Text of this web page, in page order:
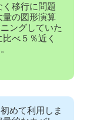
移行に問題
量の図形演算
ングしていた
べ５％近く
めて利用しま